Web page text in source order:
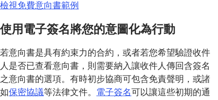
檢視免費意向書範例
使用電子簽名將您的意圖化為行動
若意向書是具有約束力的合約，或者若您希望驗證收件
人是否已查看意向書，則需要納入讓收件人傳回含簽名
之意向書的選項。有時初步協商可包含免責聲明，或諸
如保密協議等法律文件。 電子簽名可以讓這些初期的通